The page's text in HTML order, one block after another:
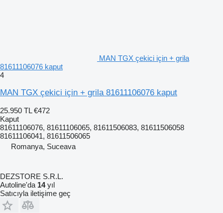
MAN TGX çekici için + grila
81611106076 kaput
4
MAN TGX çekici için + grila 81611106076 kaput
25.950 TL €472
Kaput
81611106076, 81611106065, 81611506083, 81611506058
81611106041, 81611506065
Romanya, Suceava
DEZSTORE S.R.L.
Autoline'da 14yıl
Satıcıyla iletişime geç